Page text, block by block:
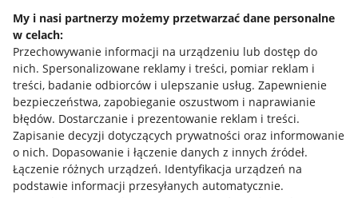
My i nasi partnerzy możemy przetwarzać dane personalne
w celach:
Przechowywanie informacji na urządzeniu lub dostęp do
nich. Spersonalizowane reklamy i treści, pomiar reklam i
treści, badanie odbiorców i ulepszanie usług. Zapewnienie
bezpieczeństwa, zapobieganie oszustwom i naprawianie
błędów. Dostarczanie i prezentowanie reklam i treści.
Zapisanie decyzji dotyczących prywatności oraz informowanie
o nich. Dopasowanie i łączenie danych z innych źródeł.
Łączenie różnych urządzeń. Identyfikacja urządzeń na
podstawie informacji przesyłanych automatycznie.
Allegro Gadane dla sprzedających
Allegro Gadane dla kupujących
Mapa miejscowości
Informacje prawne
Regulamin
Polityka plików "cookies"